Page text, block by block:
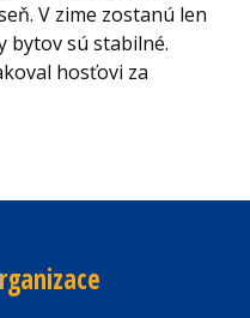
V zime zostanú len
bytov sú stabilné.
hosťovi za